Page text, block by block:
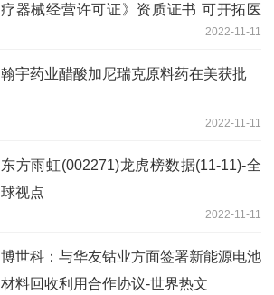
疗器械经营许可证》资质证书 可开拓医
疗器械相关领域的业务-焦点观察2022-11-11
翰宇药业醋酸加尼瑞克原料药在美获批
2022-11-11
东方雨虹(002271)龙虎榜数据(11-11)-全
球视点
2022-11-11
博世科：与华友钴业方面签署新能源电池
材料回收利用合作协议-世界热文